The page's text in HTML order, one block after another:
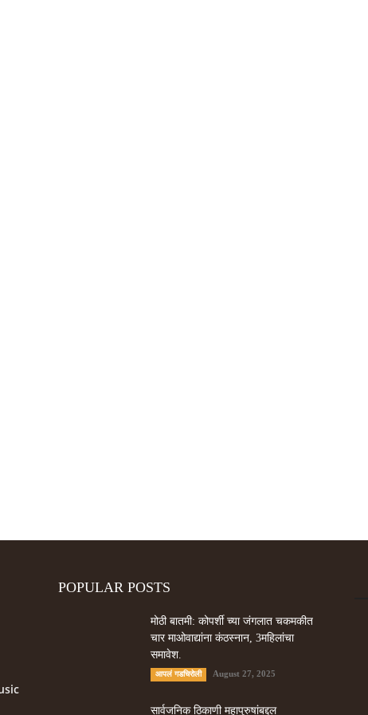
POPULAR POSTS
मोठी बातमी: कोपर्शी च्या जंगलात चकमकीत
चार माओवाद्यांना कंठस्नान, 3महिलांचा
समावेश.
आपलं गडचिरोली August 27, 2025
सार्वजनिक ठिकाणी महापुरुषांबद्दल